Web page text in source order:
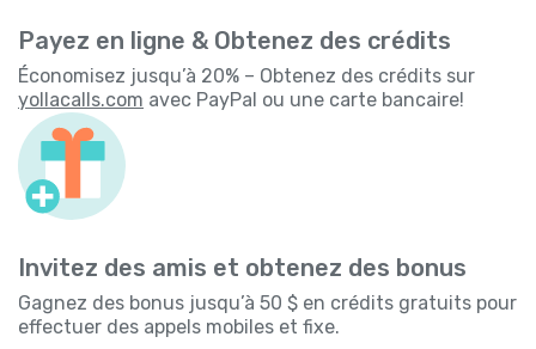
Payez en ligne & Obtenez des crédits
Économisez jusqu’à 20% – Obtenez des crédits sur
yollacalls.com avec PayPal ou une carte bancaire!
Invitez des amis et obtenez des bonus
Gagnez des bonus jusqu’à 50 $ en crédits gratuits pour
effectuer des appels mobiles et fixe.